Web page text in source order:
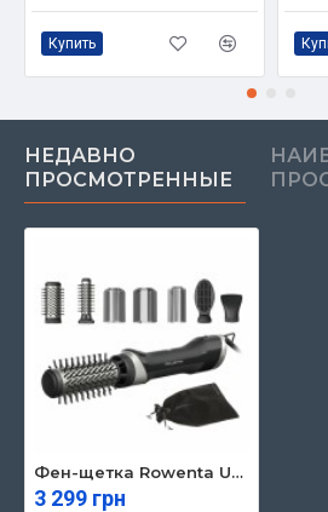
Купить
НЕДАВНО
ПРОСМОТРЕННЫЕ
Фен-щетка Rowenta UB9540F0
3 299 грн